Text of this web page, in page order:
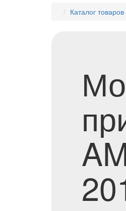
Каталог товаров